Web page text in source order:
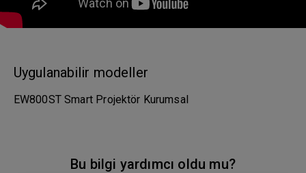
Uygulanabilir modeller
EW800ST Smart Projektör Kurumsal
Bu bilgi yardımcı oldu mu?